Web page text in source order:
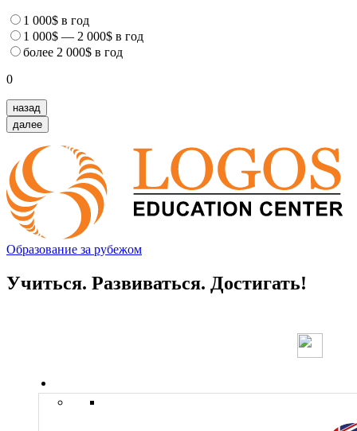
1 000$ в год
1 000$ — 2 000$ в год
более 2 000$ в год
0
назад
далее
Образование за рубежом
Учиться. Развиваться. Достигать!